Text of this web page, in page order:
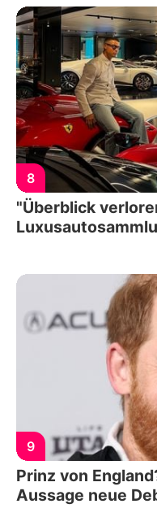
8
"Überblick
9
Prinz von
Aussage neue